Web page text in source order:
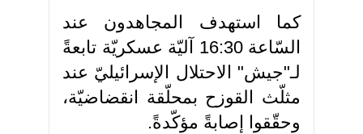
كما استهدف المجاهدون عند
السّاعة 16:30 آليّة عسكريّة تابعةً
لـ"جيش" الاحتلال الإسرائيليّ عند
مثلّث القوزح بمحلّقة انقضاضيّة،
وحقّقوا إصابةً مؤكّدةً.